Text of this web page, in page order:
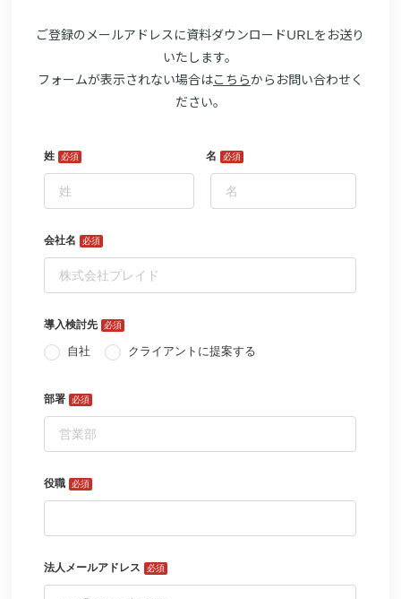
ご登録のメールアドレスに資料ダウンロードURLをお送り
いたします。
フォームが表示されない場合はこちらからお問い合わせく
ださい。